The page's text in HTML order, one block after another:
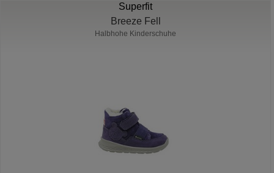
Superfit
Breeze Fell
Halbhohe Kinderschuhe